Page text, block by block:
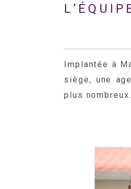
Implantée à
siège, une
plus